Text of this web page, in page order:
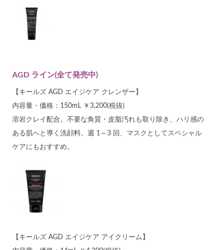
AGD ライン(全て発売中)
【キールズ AGD エイジケア クレンザー】
内容量・価格：150mL ￥3,200(税抜)
溶岩クレイ配合。不要な角質・皮脂汚れも取り除き、ハリ感の
ある肌へと導く洗顔料。週 1～3 回、マスクとしてスペシャル
ケアにもおすすめ。
【キールズ AGD エイジケア アイクリーム】